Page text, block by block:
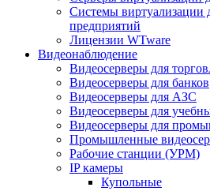
Системы виртуализации
предприятий
Лицензии WTware
Видеонаблюдение
Видеосерверы для
Видеосерверы для банков
Видеосерверы для АЗС
Видеосерверы для
Видеосерверы для
Промышленные
Рабочие станции (УРМ)
IP камеры
Купольные